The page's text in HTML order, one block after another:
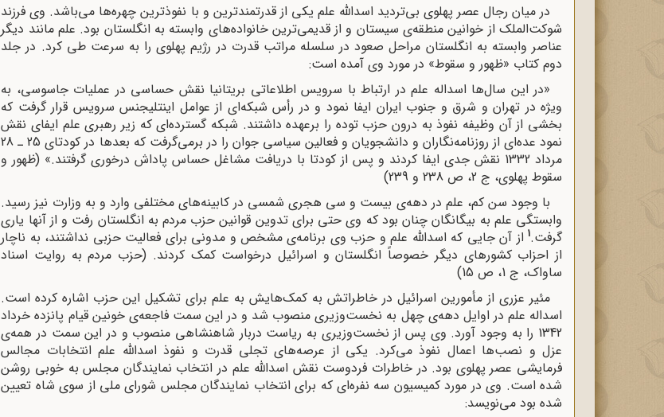
در میان رجال عصر پهلوی بی‌تردید اسدالله علم یکی از قدرتمندترین و با نفوذترین چهره‌ها می‌باشد. وی فرزند
شوکت‌‌الملک از خوانین منطقه‌ی سیستان و از قدیمی‌ترین خانواده‌های وابسته به انگلستان بود. علم مانند دیگر
عناصر وابسته به انگلستان مراحل صعود در سلسله مراتب قدرت در رژیم پهلوی را به سرعت طی کرد. در جلد
دوم کتاب «ظهور و سقوط» در مورد وی آمده است:
«در این سال‌ها اسداله علم در ارتباط با سرویس اطلاعاتی بریتانیا نقش حساسی در عملیات جاسوسی، به
ویژه در تهران و شرق و جنوب ایران ایفا نمود و در رأس شبکه‌ای از عوامل اینتلیجنس سرویس قرار گرفت که
بخشی از آن وظیفه نفوذ به درون حزب توده را برعهده داشتند. شبکه گسترده‌ای که زیر رهبری علم ایفای نقش
نمود عده‌ای از روزنامه‌نگاران و دانشجویان و فعالین سیاسی جوان را در برمی‌گرفت که بعدها در کودتای 25 ـ 28
مرداد 1332 نقش جدی ایفا کردند و پس از کودتا با دریافت مشاغل حساس پاداش درخوری گرفتند.» (ظهور و
سقوط پهلوی، ج 2، ص 238 و 239)
با وجود سن کم، علم در دهه‌ی بیست و سی هجری شمسی در کابینه‌های مختلفی وارد و به وزارت نیز رسید.
وابستگی علم به بیگانگان چنان بود که وی حتی برای تدوین قوانین حزب مردم به انگلستان رفت و از آنها یاری
گرفت.1 از آن جایی که اسدالله علم و حزب وی برنامه‌ی مشخص و مدونی برای فعالیت حزبی نداشتند، به ناچار
از احزاب کشورهای دیگر خصوصاً انگلستان و اسرائیل درخواست کمک کردند. (حزب مردم به روایت اسناد
ساواک، ج 1، ص 15)
مئیر عزری از مأمورین اسرائیل در خاطراتش به کمک‌هایش به علم برای تشکیل این حزب اشاره کرده است.
اسداله علم در اوایل دهه‌ی چهل به نخست‌وزیری منصوب شد و در این سمت فاجعه‌ی خونین قیام پانزده خرداد
1342 را به ‌وجود آورد. وی پس از نخست‌وزیری به ریاست دربار شاهنشاهی منصوب و در این سمت در همه‌ی
عزل و نصب‌ها اعمال نفوذ می‌کرد. یکی از عرصه‌های تجلی قدرت و نفوذ اسدالله علم انتخابات مجالس
فرمایشی عصر پهلوی بود. در خاطرات فردوست نقش اسدالله علم در انتخاب نمایندگان مجلس به خوبی روشن
شده است. وی در مورد کمیسیون سه‌ نفره‌ای که برای انتخاب نمایندگان مجلس شورای ملی از سوی شاه تعیین
شده بود می‌نویسد: